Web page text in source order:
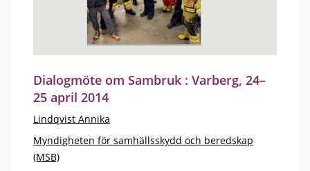
Dialogmöte om Sambruk : Varberg, 24–
25 april 2014
Lindqvist Annika
Myndigheten för samhällsskydd och beredskap
(MSB)